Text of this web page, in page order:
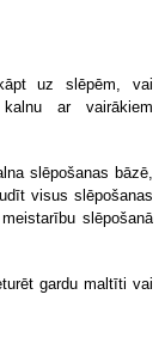
uz slēpēm, vai
kalnu ar vairākiem
slēpošanas bāzē,
visus slēpošanas
slēpošanā
gardu maltīti vai